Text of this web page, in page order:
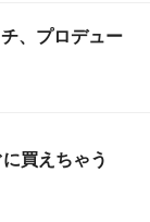
、プロデュー
買えちゃう